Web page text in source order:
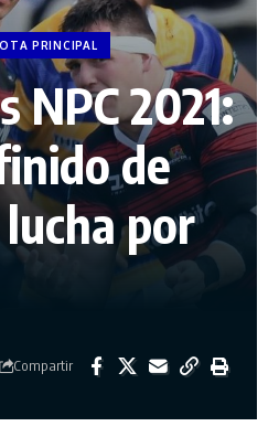
PRINCIPAL
NPC 2021:
de
por
Compartir